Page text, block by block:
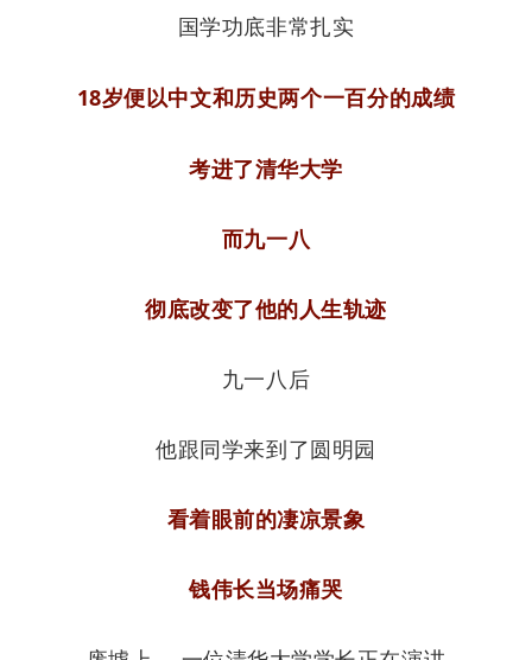
国学功底非常扎实
18岁便以中文和历史两个一百分的成绩
考进了清华大学
而九一八
彻底改变了他的人生轨迹
九一八 后
他跟同学来到了圆明园
看着眼前的凄凉景象
钱伟长当场痛哭